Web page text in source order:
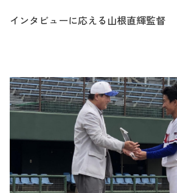
インタビューに応える山根直輝監督